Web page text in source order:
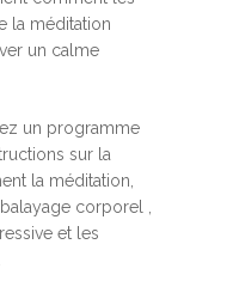
la méditation
un calme
un programme
sur la
la méditation,
corporel ,
et les